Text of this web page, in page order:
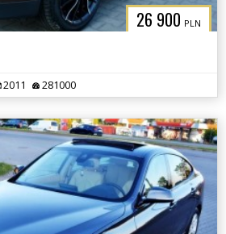
26 900 PLN
2011 281000